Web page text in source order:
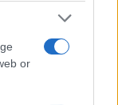
or